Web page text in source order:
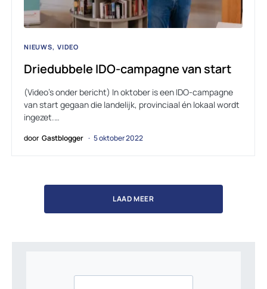
NIEUWS VIDEO
Driedubbele IDO-campagne van start
(Video’s onder bericht) In oktober is een IDO-campagne
van start gegaan die landelijk, provinciaal én lokaal wordt
ingezet.…
door Gastblogger 5 oktober 2022
LAAD MEER